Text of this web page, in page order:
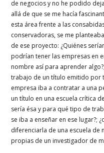
de negocios y no he podido
allá de que se me hacía
esta área frente a las
conservadoras, se me
de ese proyecto: ¿Quiénes
podrían tener las empresas en
nombre así para aprender
trabajo de un título emitido por
empresa iba a contratar a una
un título en una escuela crítica
sería ésa y para qué tipo de
se iba a enseñar en ese lugar?;
diferenciarla de una escuela de
propias de un investigador de